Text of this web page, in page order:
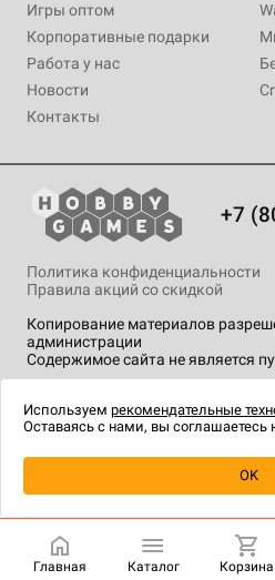
Уведомить о
Игры оптом
Корпоративные подарки
Работа у нас
Новости
Контакты
+7
Копирование материалов
администрации
Содержимое сайта не является
Политика конфиденциальности
Правила акций со скидкой
технологии.
Главная Каталог Корзина
Используем рекомендательные
Оставаясь с нами, вы соглашаетесь
OK